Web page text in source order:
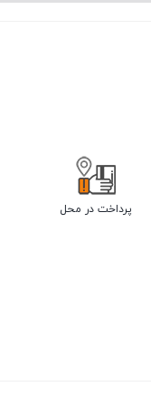
پرداخت در محل